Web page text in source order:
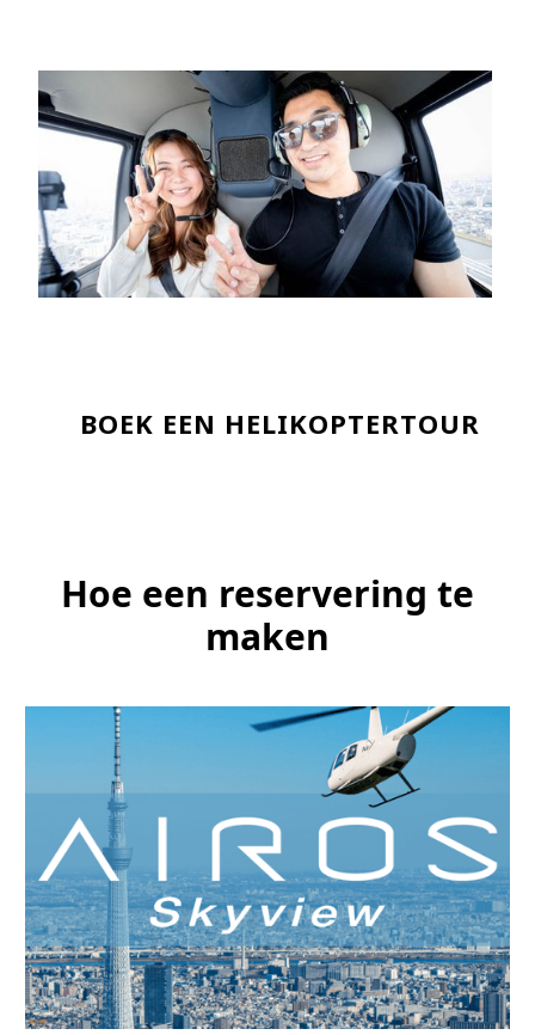
BOEK EEN HELIKOPTERTOUR
Hoe een reservering te
maken